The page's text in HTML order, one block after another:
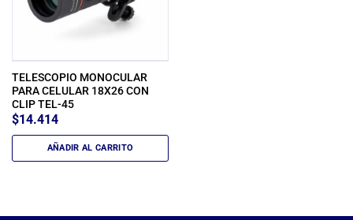
TELESCOPIO MONOCULAR
PARA CELULAR 18X26 CON
CLIP TEL-45
$14.414
AÑADIR AL CARRITO